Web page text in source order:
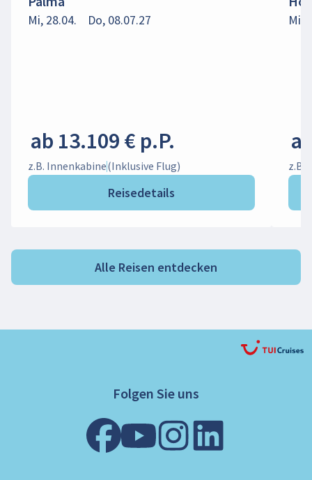
Mi, 28.04. Do, 08.07.27
ab 13.109 € p.P.
z.B. Innenkabine(Inklusive Flug)
Reisedetails
Mi,
z.B.
Alle Reisen entdecken
Folgen Sie uns